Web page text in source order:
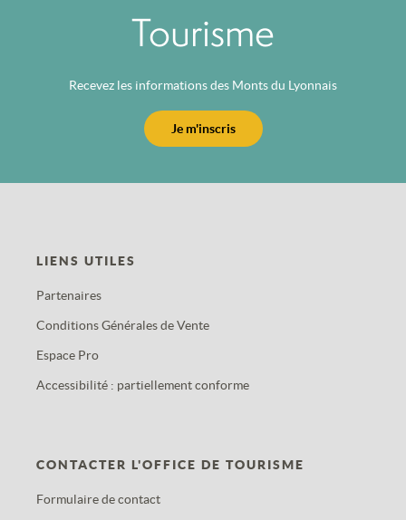
Tourisme
Recevez les informations des Monts du Lyonnais
Je m'inscris
LIENS UTILES
Partenaires
Conditions Générales de Vente
Espace Pro
Accessibilité : partiellement conforme
CONTACTER L'OFFICE DE TOURISME
Formulaire de contact